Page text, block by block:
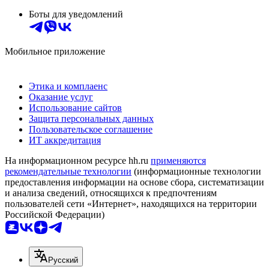
Боты для уведомлений
Мобильное приложение
Этика и комплаенс
Оказание услуг
Использование сайтов
Защита персональных данных
Пользовательское соглашение
ИТ аккредитация
На информационном ресурсе hh.ru применяются
рекомендательные технологии (информационные технологии
предоставления информации на основе сбора, систематизации
и анализа сведений, относящихся к предпочтениям
пользователей сети «Интернет», находящихся на территории
Российской Федерации)
Русский